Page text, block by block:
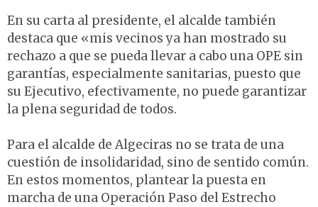
En su carta al presidente, el alcalde también
destaca que «mis vecinos ya han mostrado su
rechazo a que se pueda llevar a cabo una OPE sin
garantías, especialmente sanitarias, puesto que
su Ejecutivo, efectivamente, no puede garantizar
la plena seguridad de todos.
Para el alcalde de Algeciras no se trata de una
cuestión de insolidaridad, sino de sentido común.
En estos momentos, plantear la puesta en
marcha de una Operación Paso del Estrecho